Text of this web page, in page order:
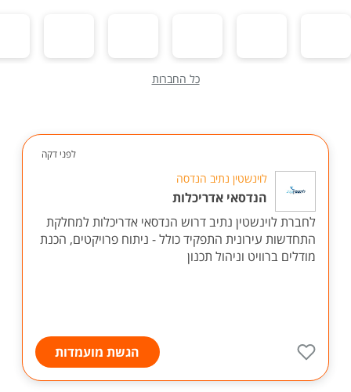
כל החברות
לפני דקה
לוינשטין נתיב הנדסה
הנדסאי אדריכלות
לחברת לוינשטין נתיב דרוש הנדסאי אדריכלות למחלקת
התחדשות עירונית התפקיד כולל - ניתוח פרויקטים, הכנת
מודלים ברוויט וניהול תכנון
הגשת מועמדות